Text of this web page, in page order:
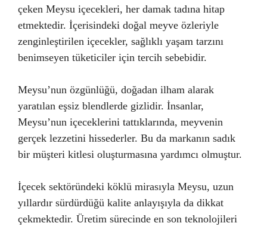
çeken Meysu içecekleri, her damak tadına hitap
etmektedir. İçerisindeki doğal meyve özleriyle
zenginleştirilen içecekler, sağlıklı yaşam tarzını
benimseyen tüketiciler için tercih sebebidir.
Meysu’nun özgünlüğü, doğadan ilham alarak
yaratılan eşsiz blendlerde gizlidir. İnsanlar,
Meysu’nun içeceklerini tattıklarında, meyvenin
gerçek lezzetini hissederler. Bu da markanın sadık
bir müşteri kitlesi oluşturmasına yardımcı olmuştur.
İçecek sektöründeki köklü mirasıyla Meysu, uzun
yıllardır sürdürdüğü kalite anlayışıyla da dikkat
çekmektedir. Üretim sürecinde en son teknolojileri